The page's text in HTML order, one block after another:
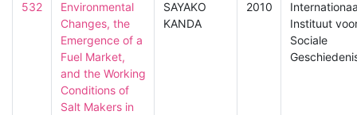
532
Environmental
Changes, the
Emergence of a
Fuel Market,
and the Working
Conditions of
Salt Makers in
SAYAKO
KANDA
2010
Instituut
Sociale